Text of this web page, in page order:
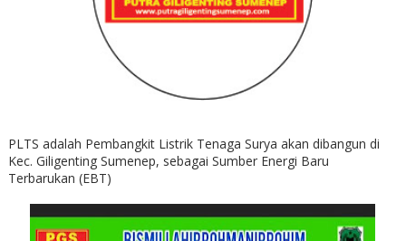
PLTS adalah Pembangkit Listrik Tenaga Surya akan dibangun di
Kec. Giligenting Sumenep, sebagai Sumber Energi Baru
Terbarukan (EBT)